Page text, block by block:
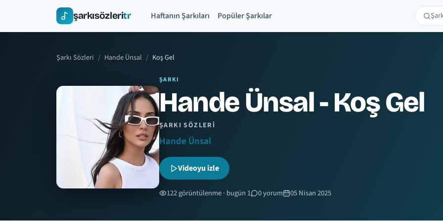
şarkısözleritr Haftanın Şarkıları Popüler Şarkılar Ara
Şarkı Sözleri Hande Ünsal Koş Gel
ŞARKI
Hande Ünsal - Koş Gel
ŞARKI SÖZLERI
Hande Ünsal
Videoyu izle
122 görüntülenme · bugün 1 0 yorum 05 Nisan 2025